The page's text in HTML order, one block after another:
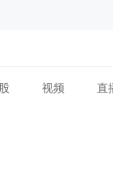
视频 直